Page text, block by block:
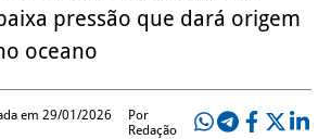
pressão que dará origem
oceano
em 29/01/2026
Por
Redação